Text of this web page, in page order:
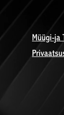
Müügi-ja